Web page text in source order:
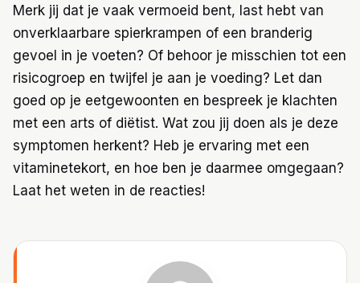
Merk jij dat je vaak vermoeid bent, last hebt van
onverklaarbare spierkrampen of een branderig
gevoel in je voeten? Of behoor je misschien tot een
risicogroep en twijfel je aan je voeding? Let dan
goed op je eetgewoonten en bespreek je klachten
met een arts of diëtist. Wat zou jij doen als je deze
symptomen herkent? Heb je ervaring met een
vitaminetekort, en hoe ben je daarmee omgegaan?
Laat het weten in de reacties!